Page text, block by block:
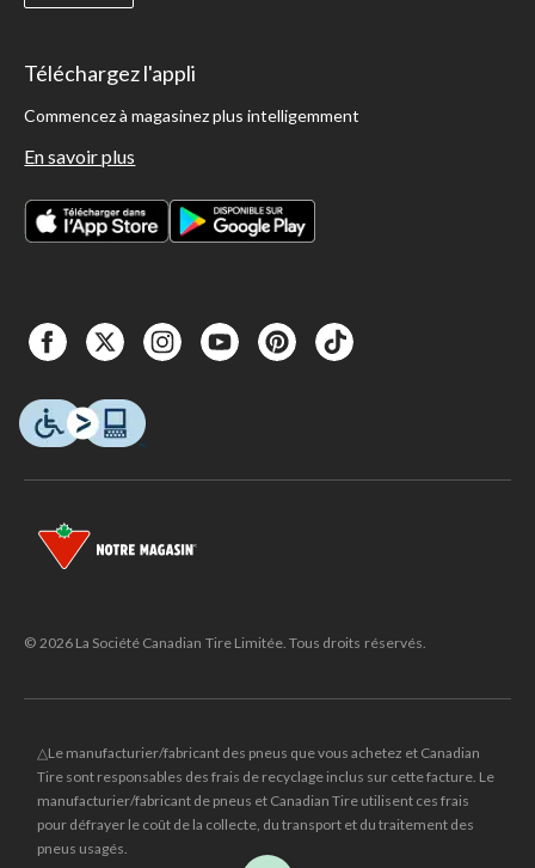
Téléchargez l'appli
Commencez à magasinez plus intelligemment
En savoir plus
© 2026 La Société Canadian Tire Limitée. Tous droits réservés.
△Le manufacturier/fabricant des pneus que vous achetez et Canadian
Tire sont responsables des frais de recyclage inclus sur cette facture. Le
manufacturier/fabricant de pneus et Canadian Tire utilisent ces frais
pour défrayer le coût de la collecte, du transport et du traitement des
pneus usagés.